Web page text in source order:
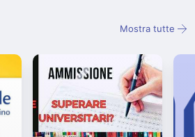
Mostra tutte